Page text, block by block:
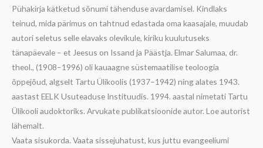
Pühakirja kätketud sõnumi tähenduse avardamisel. Kindlaks
teinud, mida pärimus on tahtnud edastada oma kaasajale, muudab
autori seletus selle elavaks olevikule, kiriku kuulutuseks
tänapäevale – et Jeesus on Issand ja Päästja. Elmar Salumaa, dr.
theol., (1908–1996) oli kauaagne süstemaatilise teoloogia
õppejõud, algselt Tartu Ülikoolis (1937–1942) ning alates 1943.
aastast EELK Usuteaduse Instituudis. 1994. aastal nimetati Tartu
Ülikooli audoktoriks. Arvukate publikatsioonide autor. Loe autorist
lähemalt.
Vaata sisukorda. Vaata sissejuhatust, kus juttu evangeeliumi